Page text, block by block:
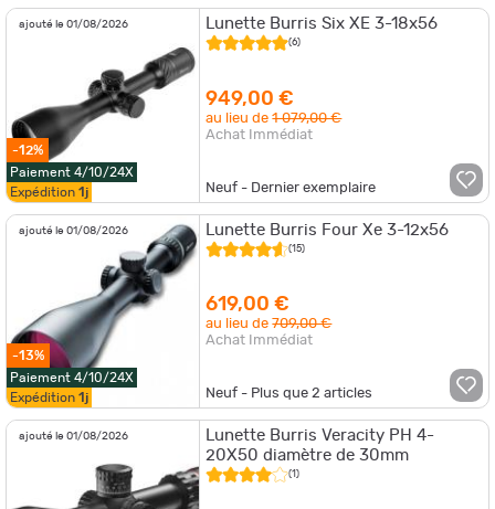
ajouté le 01/08/2026
-12%
Paiement 4/10/24X
Expédition 1j
Lunette Burris Six XE 3-18x56
(6)
949,00 €
au lieu de1 079,00 €
Achat Immédiat
Neuf - Dernier exemplaire
ajouté le 01/08/2026
-13%
Paiement 4/10/24X
Expédition 1j
Lunette Burris Four Xe 3-12x56
(15)
619,00 €
au lieu de709,00 €
Achat Immédiat
Neuf - Plus que2 articles
ajouté le 01/08/2026
Lunette Burris Veracity PH 4-
20X50 diamètre de 30mm
(1)